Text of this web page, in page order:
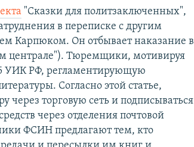
"Сказки для политзаключенных",
в переписке с другим
Карпюком. Он отбывает наказание в
централе"). Тюремщики, мотивируя
УИК РФ, регламентирующую
Согласно этой статье,
через торговую сеть и подписываться
через отделения почтовой
ФСИН предлагают тем, кто